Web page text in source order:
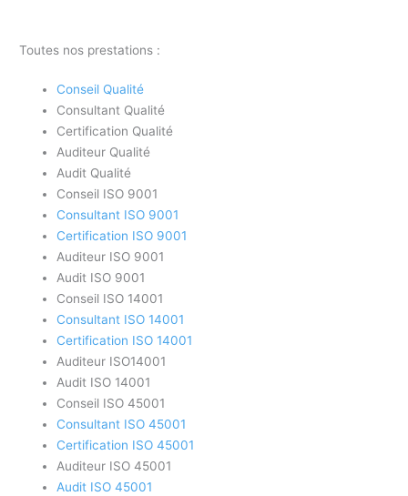
Toutes nos prestations :
Conseil Qualité
Consultant Qualité
Certification Qualité
Auditeur Qualité
Audit Qualité
Conseil ISO 9001
Consultant ISO 9001
Certification ISO 9001
Auditeur ISO 9001
Audit ISO 9001
Conseil ISO 14001
Consultant ISO 14001
Certification ISO 14001
Auditeur ISO14001
Audit ISO 14001
Conseil ISO 45001
Consultant ISO 45001
Certification ISO 45001
Auditeur ISO 45001
Audit ISO 45001